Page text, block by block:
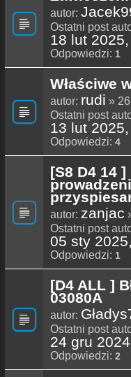
autor:
Ostatni post
18 lut
Odpowiedzi: 1
Właściwe
autor: rudi »
Ostatni post
13 lut
Odpowiedzi: 4
[S8 D4 14
autor: zanjac
Ostatni post
05 sty
Odpowiedzi: 1
[D4 ALL ]
03080A
autor:
Ostatni post
24 gru
Odpowiedzi: 2